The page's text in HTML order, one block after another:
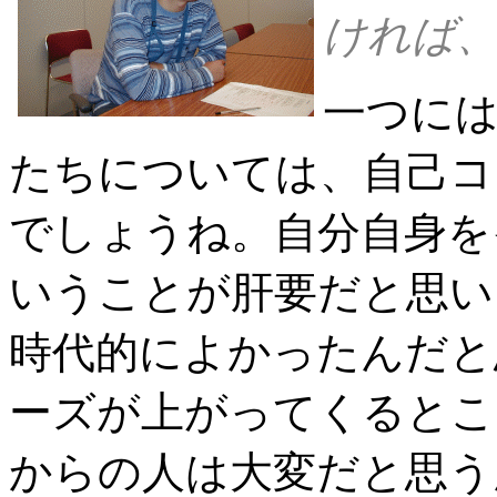
ければ
一つに
たちについては、自己
でしょうね。自分自身
いうことが肝要だと思
時代的によかったんだ
ーズが上がってくると
からの人は大変だと思